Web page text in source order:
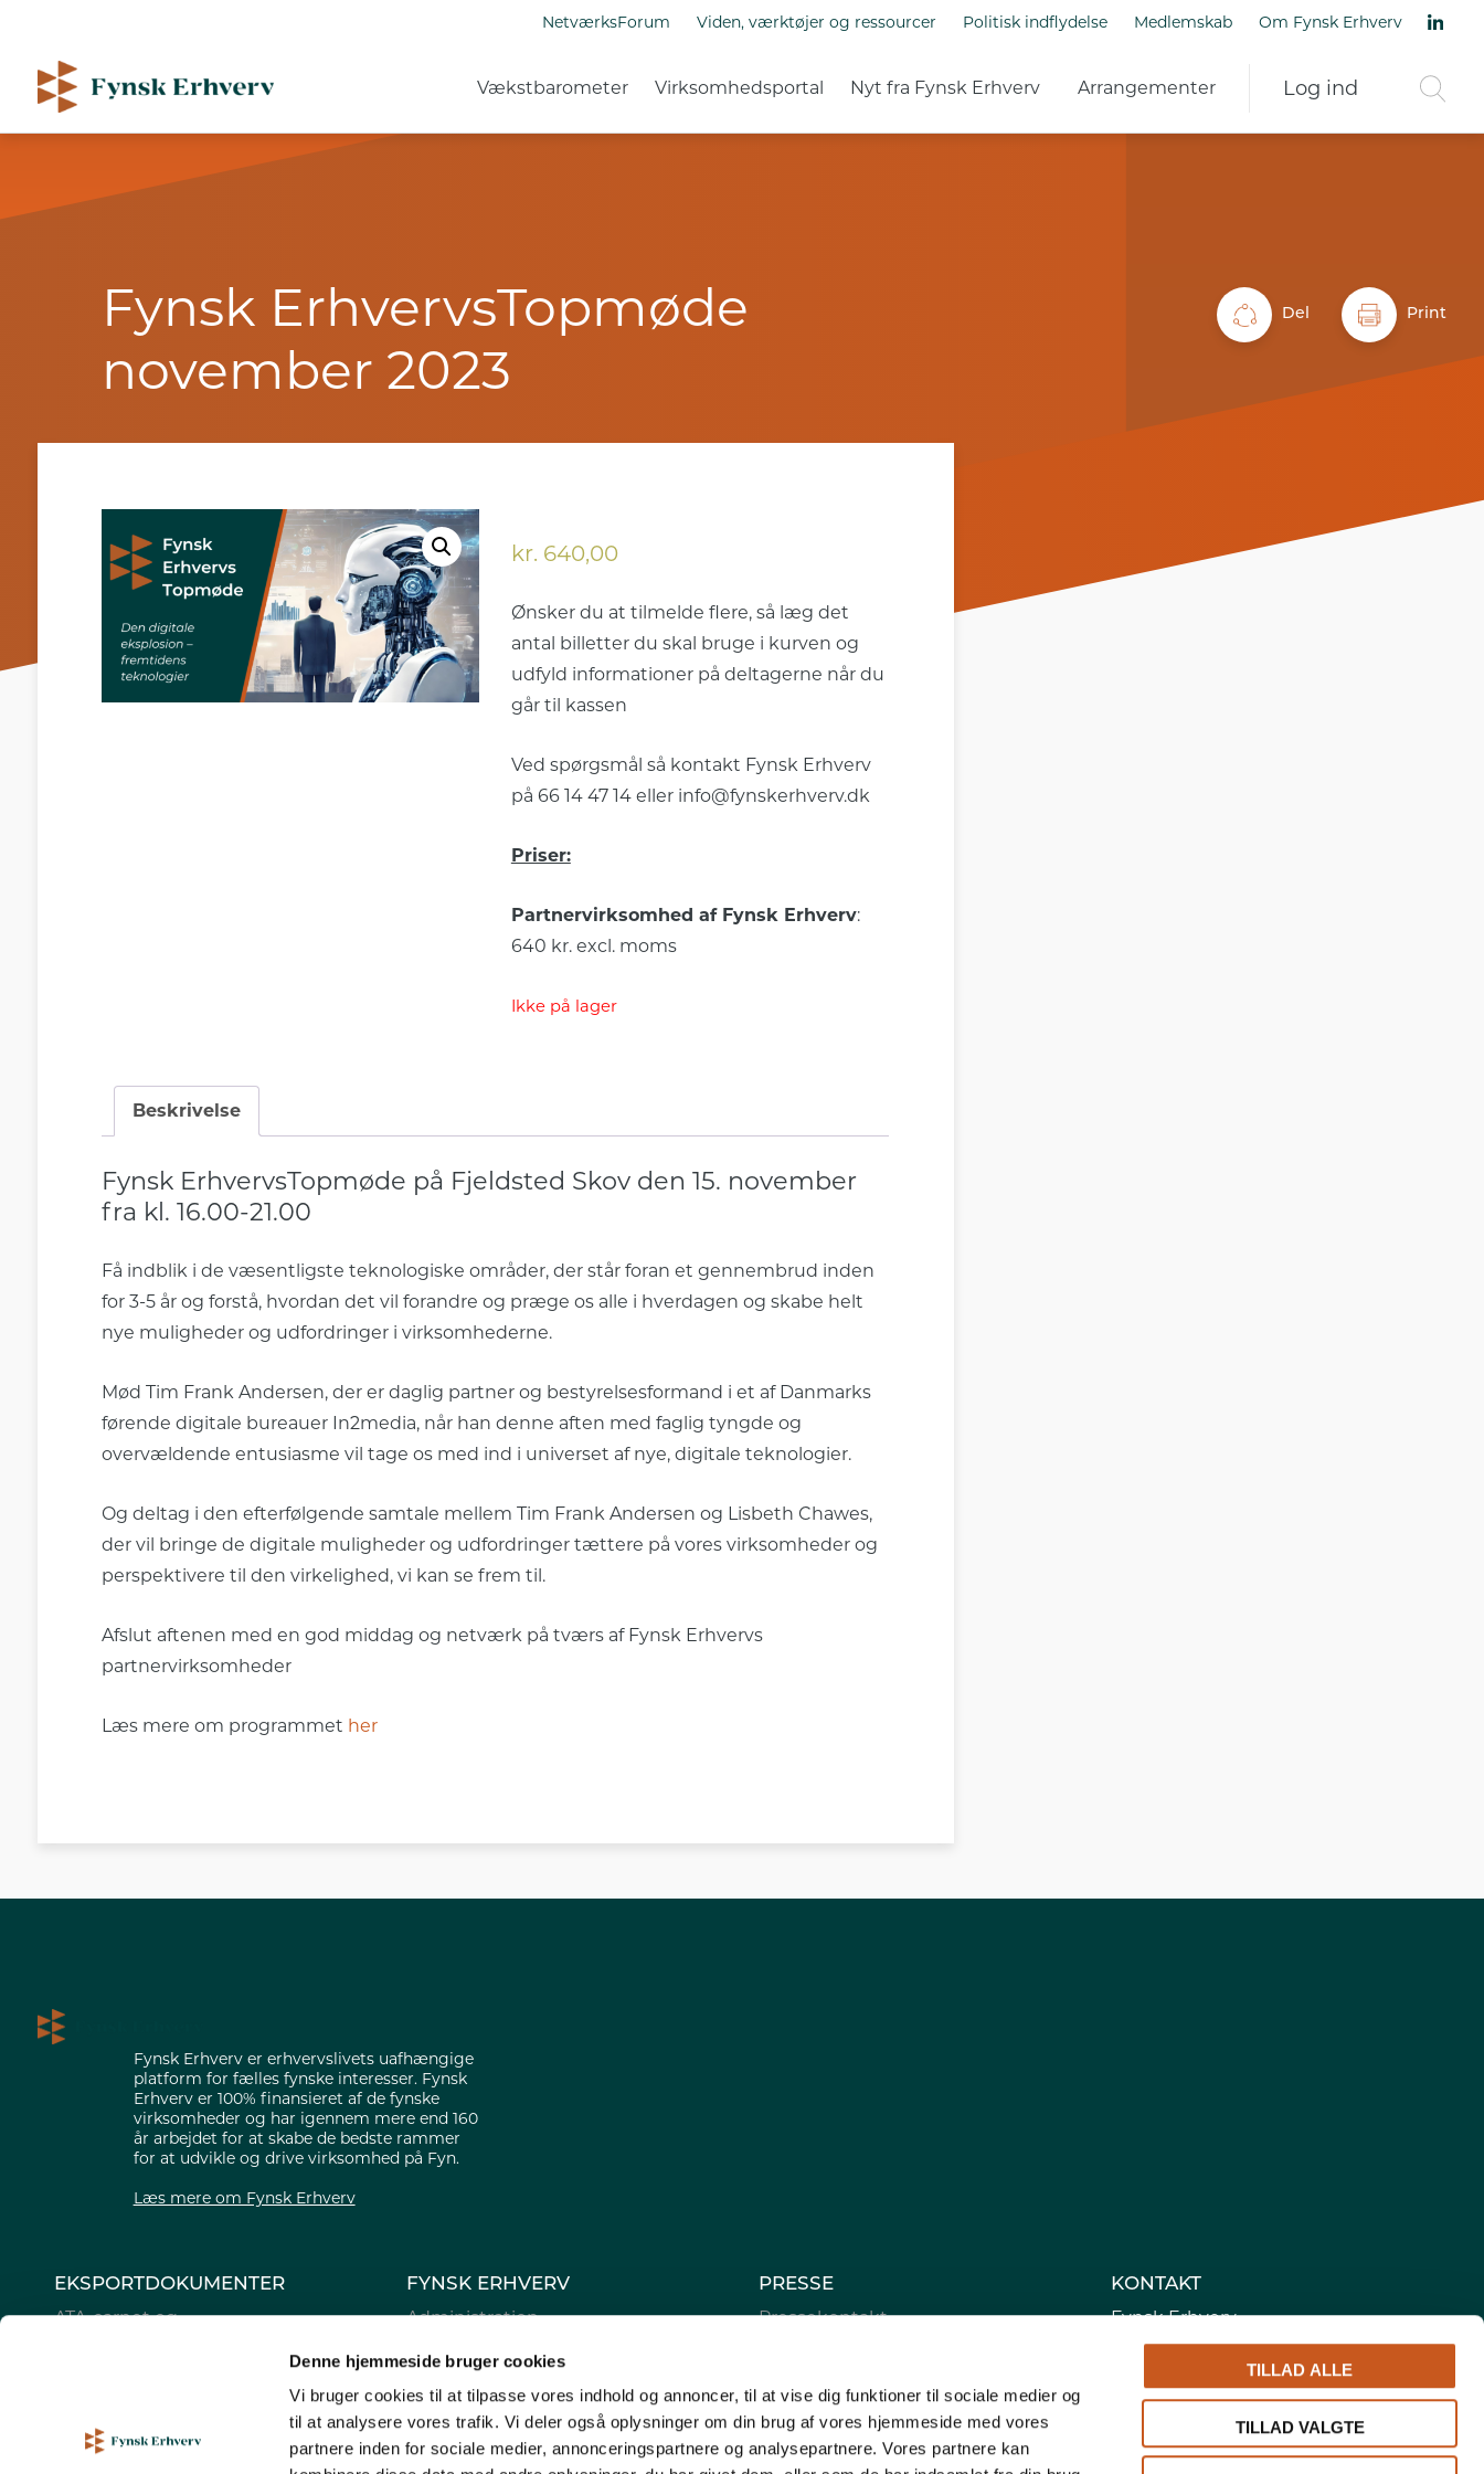
Denne hjemmeside bruger cookies
Vi bruger cookies til at tilpasse vores indhold og annoncer, til at vise dig funktioner til sociale medier og
til at analysere vores trafik. Vi deler også oplysninger om din brug af vores hjemmeside med vores
partnere inden for sociale medier, annonceringspartnere og analysepartnere. Vores partnere kan
TILLAD ALLE
TILLAD VALGTE
NetværksForum Viden, værktøjer og ressourcer Politisk indflydelse Medlemskab Om Fynsk Erhverv
Vækstbarometer Virksomhedsportal Nyt fra Fynsk Erhverv Arrangementer Log ind
Fynsk ErhvervsTopmøde
november 2023
kr. 640,00
Ønsker du at tilmelde flere, så læg det
antal billetter du skal bruge i kurven og
udfyld informationer på deltagerne når du
går til kassen
Ved spørgsmål så kontakt Fynsk Erhverv
på 66 14 47 14 eller info@fynskerhverv.dk
Priser:
Partnervirksomhed af Fynsk Erhverv:
640 kr. excl. moms
Ikke på lager
Beskrivelse
Fynsk ErhvervsTopmøde på Fjeldsted Skov den 15. november
fra kl. 16.00-21.00
Få indblik i de væsentligste teknologiske områder, der står foran et gennembrud inden
for 3-5 år og forstå, hvordan det vil forandre og præge os alle i hverdagen og skabe helt
nye muligheder og udfordringer i virksomhederne.
Mød Tim Frank Andersen, der er daglig partner og bestyrelsesformand i et af Danmarks
førende digitale bureauer In2media, når han denne aften med faglig tyngde og
overvældende entusiasme vil tage os med ind i universet af nye, digitale teknologier.
Og deltag i den efterfølgende samtale mellem Tim Frank Andersen og Lisbeth Chawes,
der vil bringe de digitale muligheder og udfordringer tættere på vores virksomheder og
perspektivere til den virkelighed, vi kan se frem til.
Afslut aftenen med en god middag og netværk på tværs af Fynsk Erhvervs
partnervirksomheder
Læs mere om programmet her
Del Print
Fynsk Erhverv er erhvervslivets uafhængige
platform for fælles fynske interesser. Fynsk
Erhverv er 100% finansieret af de fynske
virksomheder og har igennem mere end 160
år arbejdet for at skabe de bedste rammer
for at udvikle og drive virksomhed på Fyn.
Læs mere om Fynsk Erhverv
EKSPORTDOKUMENTER
ATA-carnet og
Digitale eksportdokumenter
FYNSK ERHVERV
Administration
Generalforsamling
Legater
Cookie- og privatlivspolitik
Handelsbetingelser
PRESSE
Pressekontakt
KONTAKT
Fynsk Erhverv
Cortex Business Park
Cortex Park Vest 4
5230 Odense M
66 14 47 14
Mail:info@fynskerhverv.dk